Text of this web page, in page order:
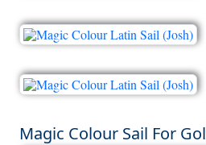
Magic Colour Sail For